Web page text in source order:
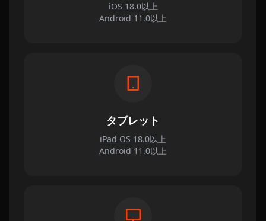
iOS 18.0以上
Android 11.0以上
タブレット
iPad OS 18.0以上
Android 11.0以上